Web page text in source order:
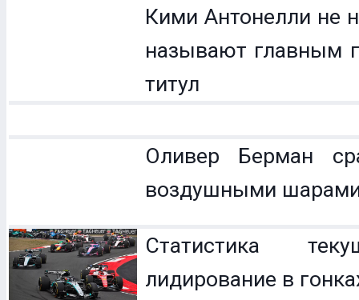
Кими Антонелли не
называют главным
титул
Оливер Берман
воздушными
Статистика
лидирование в